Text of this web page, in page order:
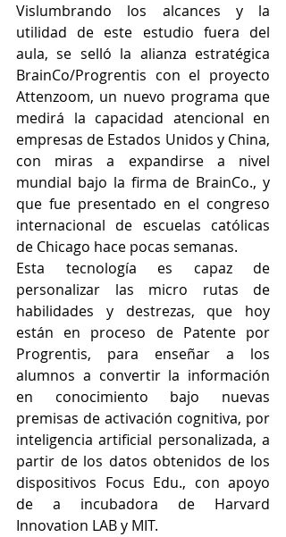
Vislumbrando los alcances y la
utilidad de este estudio fuera del
aula, se selló la alianza estratégica
BrainCo/Progrentis con el proyecto
Attenzoom, un nuevo programa que
medirá la capacidad atencional en
empresas de Estados Unidos y China,
con miras a expandirse a nivel
mundial bajo la firma de BrainCo., y
que fue presentado en el congreso
internacional de escuelas católicas
de Chicago hace pocas semanas.
Esta tecnología es capaz de
personalizar las micro rutas de
habilidades y destrezas, que hoy
están en proceso de Patente por
Progrentis, para enseñar a los
alumnos a convertir la información
en conocimiento bajo nuevas
premisas de activación cognitiva, por
inteligencia artificial personalizada, a
partir de los datos obtenidos de los
dispositivos Focus Edu., con apoyo
de a incubadora de Harvard
Innovation LAB y MIT.